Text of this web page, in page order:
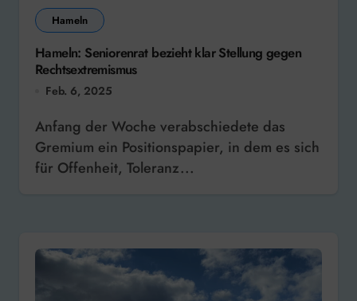
Hameln
Hameln: Seniorenrat bezieht klar Stellung gegen
Rechtsextremismus
Feb. 6, 2025
Anfang der Woche verabschiedete das
Gremium ein Positionspapier, in dem es sich
für Offenheit, Toleranz...